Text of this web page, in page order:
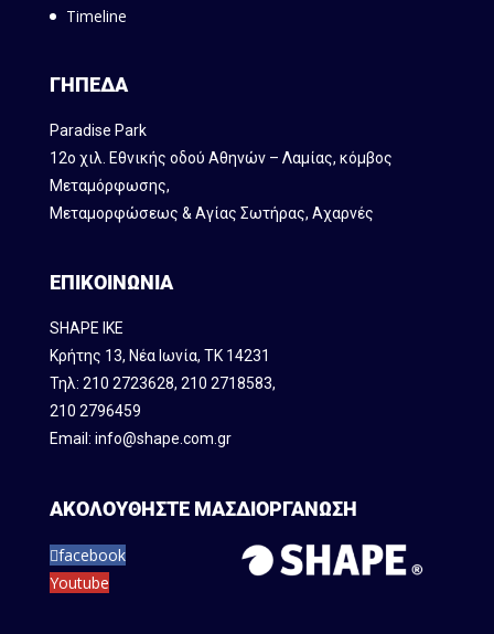
Timeline
ΓΗΠΕΔΑ
Paradise Park
12ο χιλ. Εθνικής οδού Αθηνών – Λαμίας, κόμβος
Mεταμόρφωσης,
Μεταμορφώσεως & Αγίας Σωτήρας, Αχαρνές
ΕΠΙΚΟΙΝΩΝΙΑ
SHAPE IKE
Κρήτης 13, Νέα Ιωνία, ΤΚ 14231
Τηλ: 210 2723628, 210 2718583,
210 2796459
Email: info@shape.com.gr
ΑΚΟΛΟΥΘΗΣΤΕ ΜΑΣ
facebook
Youtube
ΔΙΟΡΓΑΝΩΣΗ